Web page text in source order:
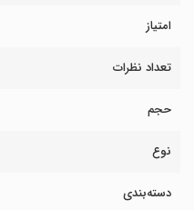
امتیاز
تعداد نظرات
حجم
نوع
دسته‌بندی